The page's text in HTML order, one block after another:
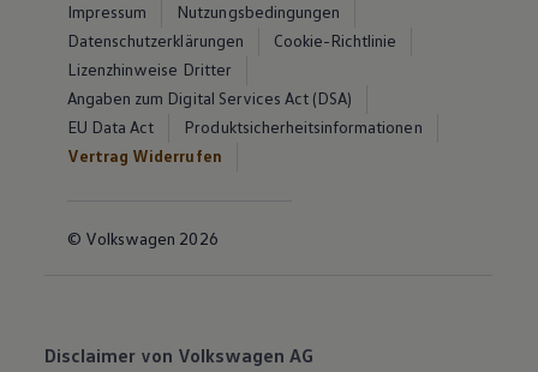
Impressum
Nutzungsbedingungen
Datenschutzerklärungen
Cookie-Richtlinie
Lizenzhinweise Dritter
Angaben zum Digital Services Act (DSA)
EU Data Act
Produktsicherheitsinformationen
Vertrag Widerrufen
© Volkswagen 2026
Disclaimer von Volkswagen AG